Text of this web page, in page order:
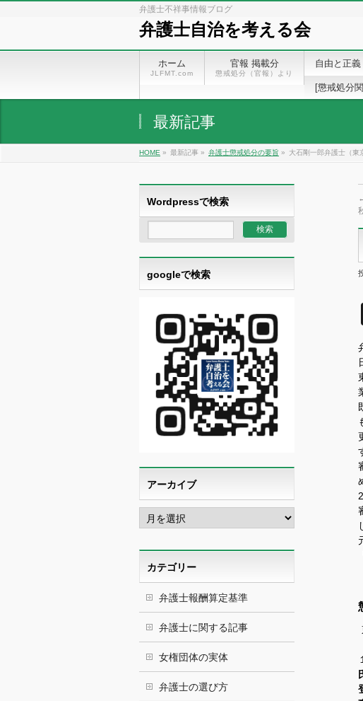
弁護士不祥事情報ブログ
弁護士自治を考える会
ホーム
JLFMT.com
官報 掲載分
懲戒処分（官報）より
自由と正義
[懲戒処分
最新記事
HOME » 最新記事 » 弁護士懲戒処分の要旨 » 大石剛一郎弁護士（東
Wordpressで検索
googleで検索
アーカイブ
ア
ー
イ
ブカテゴリー
弁護士報酬算定基準
弁護士に関する記事
女権団体の実体
弁護士の選び方